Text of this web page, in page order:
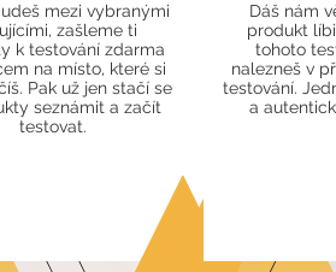
mezi vybranými
zašleme ti
k testování zdarma
na místo, které si
Pak už jen stačí se
seznámit a začít
testovat.
Dáš nám
produkt
tohoto
nalezneš v
testování.
a